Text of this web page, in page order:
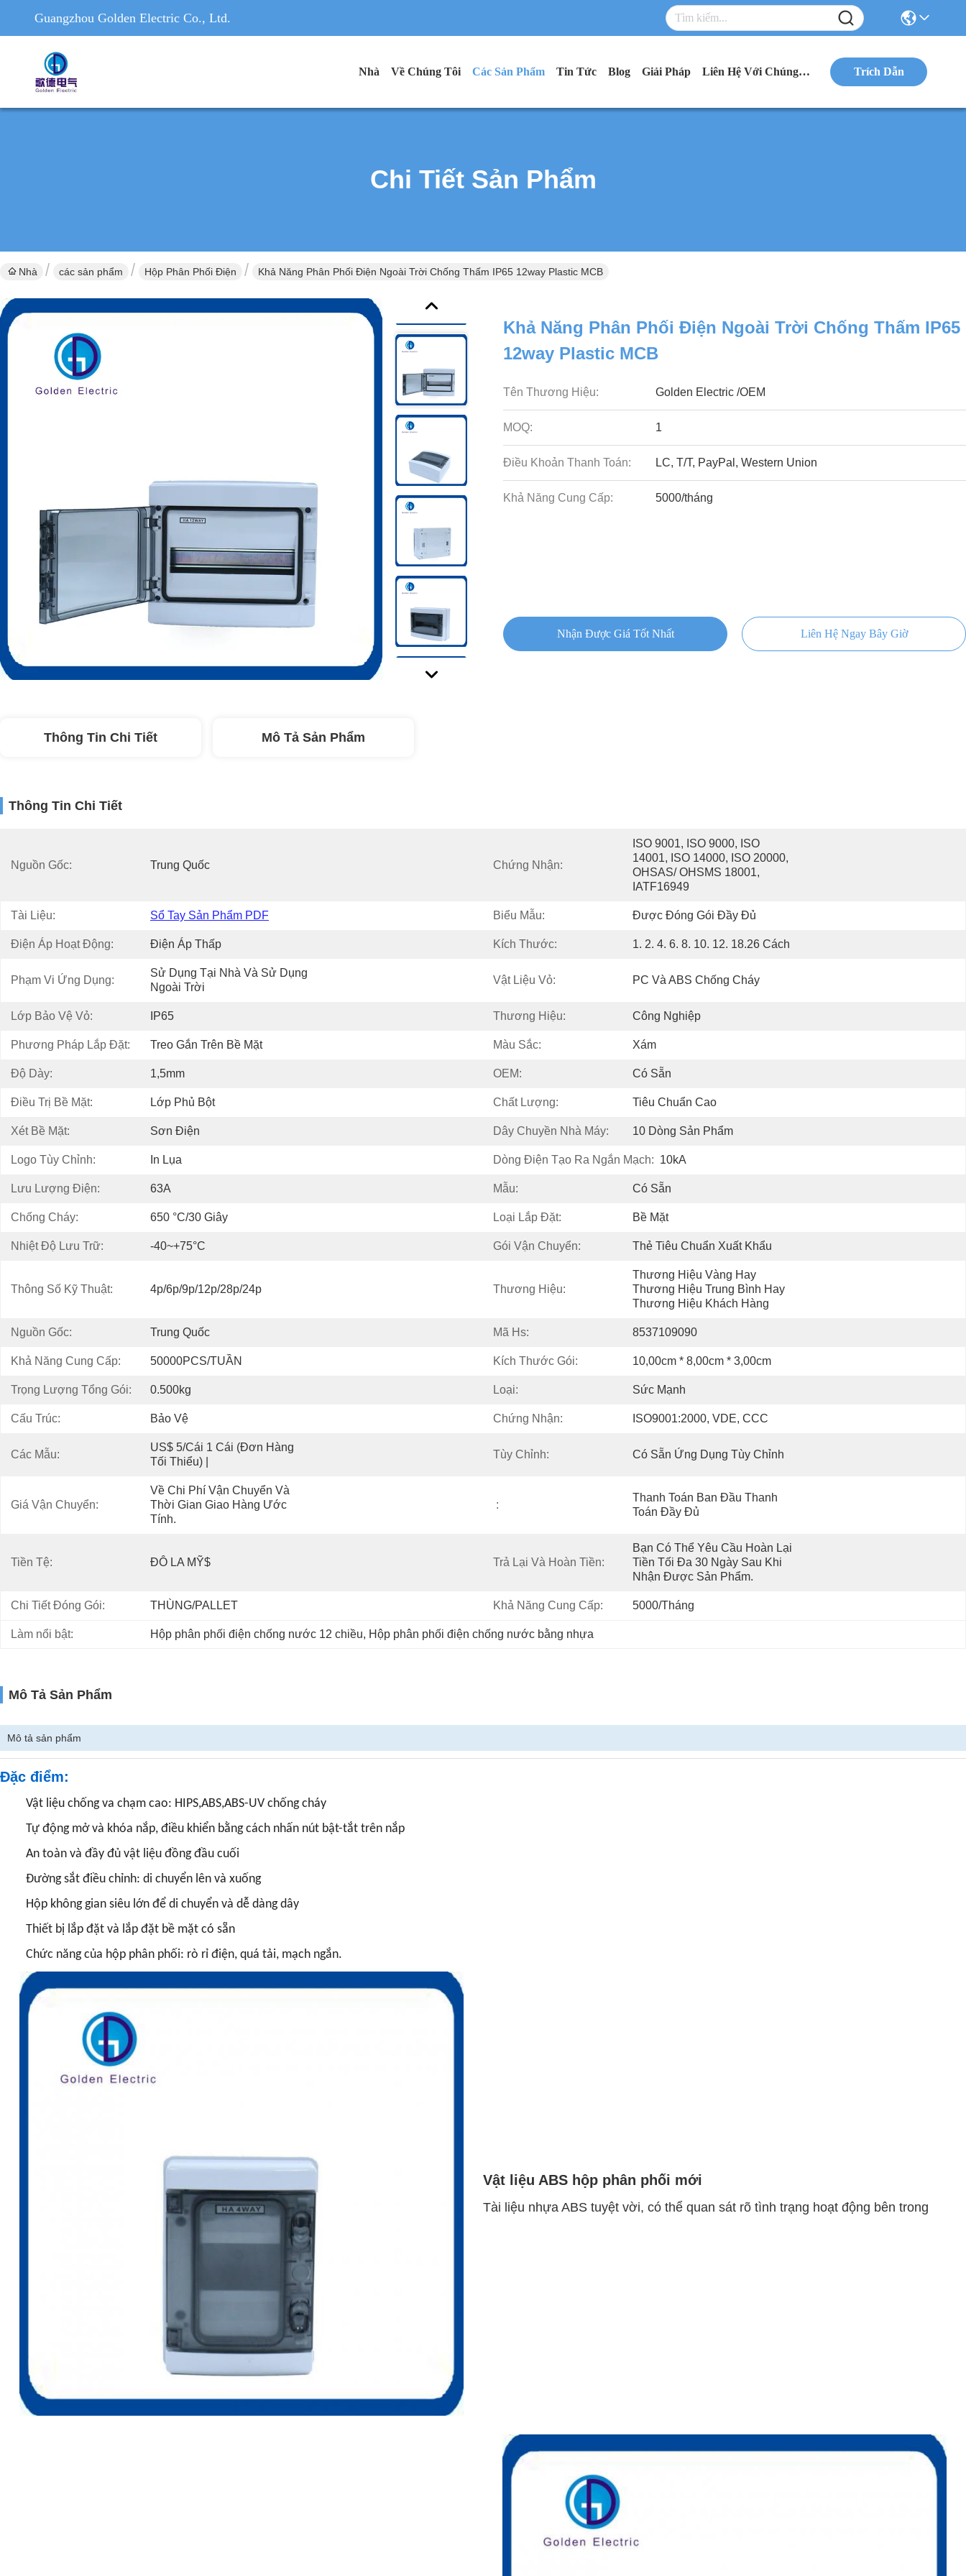
Guangzhou Golden Electric Co., Ltd.
Nhà Về Chúng Tôi Các Sản Phẩm Tin Tức Blog Giải Pháp Liên Hệ Với Chúng Tôi Trích Dẫn
Chi Tiết Sản Phẩm
Nhà các sản phẩm Hộp Phân Phối Điện Khả Năng Phân Phối Điện Ngoài Trời Chống Thấm IP65 12way Plastic MCB
Khả Năng Phân Phối Điện Ngoài Trời Chống Thấm IP65
12way Plastic MCB
Tên Thương Hiệu: Golden Electric /OEM
MOQ: 1
Điều Khoản Thanh Toán: LC, T/T, PayPal, Western Union
Khả Năng Cung Cấp: 5000/tháng
Nhận Được Giá Tốt Nhất Liên Hệ Ngay Bây Giờ
Thông Tin Chi Tiết Mô Tả Sản Phẩm
Thông Tin Chi Tiết
Nguồn Gốc: Trung Quốc Chứng Nhận:
ISO 9001, ISO 9000, ISO
14001, ISO 14000, ISO 20000,
OHSAS/ OHSMS 18001,
IATF16949
Tài Liệu: Sổ Tay Sản Phẩm PDF Biểu Mẫu: Được Đóng Gói Đầy Đủ
Điện Áp Hoạt Động: Điện Áp Thấp Kích Thước: 1. 2. 4. 6. 8. 10. 12. 18.26 Cách
Phạm Vi Ứng Dụng:
Sử Dụng Tại Nhà Và Sử Dụng
Ngoài Trời
Vật Liệu Vỏ: PC Và ABS Chống Cháy
Lớp Bảo Vệ Vỏ: IP65 Thương Hiệu: Công Nghiệp
Phương Pháp Lắp Đặt: Treo Gắn Trên Bề Mặt Màu Sắc: Xám
Độ Dày: 1,5mm OEM: Có Sẵn
Điều Trị Bề Mặt: Lớp Phủ Bột Chất Lượng: Tiêu Chuẩn Cao
Xét Bề Mặt: Sơn Điện Dây Chuyền Nhà Máy: 10 Dòng Sản Phẩm
Logo Tùy Chỉnh: In Lụa Dòng Điện Tạo Ra Ngắn Mạch: 10kA
Lưu Lượng Điện: 63A Mẫu: Có Sẵn
Chống Cháy: 650 °c/30 Giây Loại Lắp Đặt: Bề Mặt
Nhiệt Độ Lưu Trữ: -40~+75°C Gói Vận Chuyển: Thẻ Tiêu Chuẩn Xuất Khẩu
Thông Số Kỹ Thuật: 4p/6p/9p/12p/28p/24p Thương Hiệu:
Thương Hiệu Vàng Hay
Thương Hiệu Trung Bình Hay
Thương Hiệu Khách Hàng
Nguồn Gốc: Trung Quốc Mã Hs: 8537109090
Khả Năng Cung Cấp: 50000PCS/TUẦN Kích Thước Gói: 10,00cm * 8,00cm * 3,00cm
Trọng Lượng Tổng Gói: 0.500kg Loại: Sức Mạnh
Cấu Trúc: Bảo Vệ Chứng Nhận: ISO9001:2000, VDE, CCC
Các Mẫu:
US$ 5/Cái 1 Cái (Đơn Hàng
Tối Thiểu) |
Tùy Chỉnh: Có Sẵn Ứng Dụng Tùy Chỉnh
Giá Vận Chuyển:
Về Chi Phí Vận Chuyển Và
Thời Gian Giao Hàng Ước
Tính.
:
Thanh Toán Ban Đầu Thanh
Toán Đầy Đủ
Tiền Tệ: ĐÔ LA MỸ$ Trả Lại Và Hoàn Tiền:
Bạn Có Thể Yêu Cầu Hoàn Lại
Tiền Tối Đa 30 Ngày Sau Khi
Nhận Được Sản Phẩm.
Chi Tiết Đóng Gói: THÙNG/PALLET Khả Năng Cung Cấp: 5000/tháng
Làm nổi bật: Hộp phân phối điện chống nước 12 chiều, Hộp phân phối điện chống nước bằng nhựa
Mô Tả Sản Phẩm
Mô tả sản phẩm
Đặc điểm:
Vật liệu chống va chạm cao: HIPS,ABS,ABS-UV chống cháy
Tự động mở và khóa nắp, điều khiển bằng cách nhấn nút bật-tắt trên nắp
An toàn và đầy đủ vật liệu đồng đầu cuối
Đường sắt điều chỉnh: di chuyển lên và xuống
Hộp không gian siêu lớn để di chuyển và dễ dàng dây
Thiết bị lắp đặt và lắp đặt bề mặt có sẵn
Chức năng của hộp phân phối: rò rỉ điện, quá tải, mạch ngắn.
Vật liệu ABS hộp phân phối mới
Tài liệu nhựa ABS tuyệt vời, có thể quan sát rõ tình trạng hoạt động bên trong